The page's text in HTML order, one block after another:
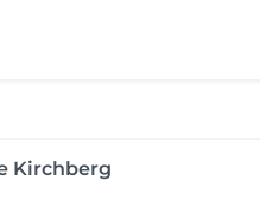
Kirchberg